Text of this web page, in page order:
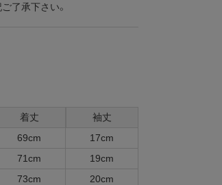
了承下さい。
着丈
袖丈
69cm
17cm
71cm
19cm
73cm
20cm